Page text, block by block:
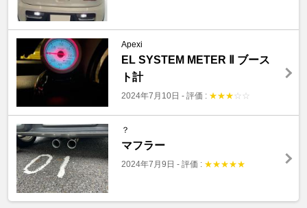
Apexi
EL SYSTEM METER Ⅱ ブース
ト計
2024年7月10日 - 評価 : ★★★ ☆ ☆
？
マフラー
2024年7月9日 - 評価 : ★★★★★